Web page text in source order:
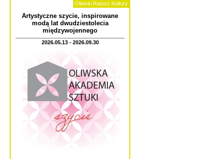
Oliwski Ratusz Kultury
Artystyczne szycie, inspirowane
modą lat dwudziestolecia
międzywojennego
2026.05.13 - 2026.09.30